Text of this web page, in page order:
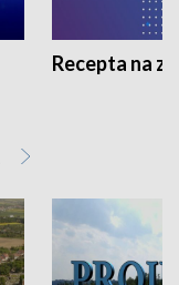
Recepta na